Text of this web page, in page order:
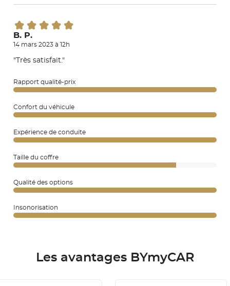
B. P.
14 mars 2023 à 12h
"Très satisfait."
Rapport qualité-prix
Confort du véhicule
Expérience de conduite
Taille du coffre
Qualité des options
Insonorisation
Les avantages BYmyCAR